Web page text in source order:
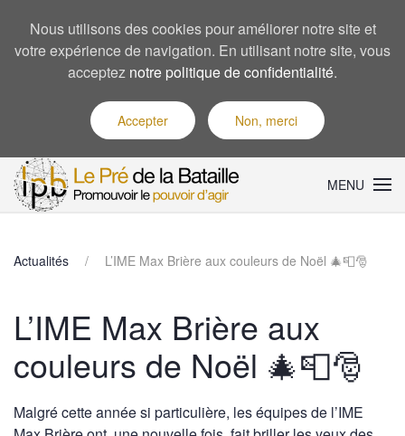
Nous utilisons des cookies pour améliorer notre site et
votre expérience de navigation. En utilisant notre site, vous
acceptez notre politique de confidentialité.
Accepter Non, merci
MENU
Actualités L’IME Max Brière aux couleurs de Noël 🎄📮🎅
L’IME Max Brière aux
couleurs de Noël 🎄📮🎅
Malgré cette année si particulière, les équipes de l’IME